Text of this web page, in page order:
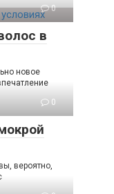
0
в
новое
0
вероятно,